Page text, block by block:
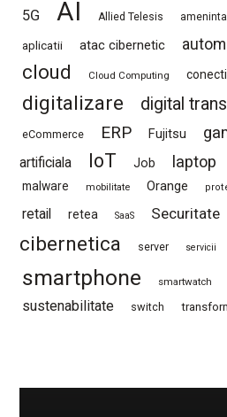
5G AI Allied Telesis
aplicatii atac cibernetic
cloud Cloud Computing
digitalizare digital
eCommerce ERP Fujitsu
artificiala
IoT Job laptop
malware mobilitate Orange
retail retea SaaS Securitate
cibernetica
server servicii
smartphone smartwatch
sustenabilitate switch